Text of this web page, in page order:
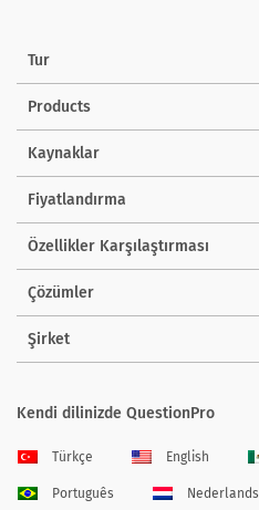
Tur
Products
Kaynaklar
Fiyatlandırma
Özellikler Karşılaştırması
Çözümler
Şirket
Kendi dilinizde QuestionPro
Türkçe English
Português Nederlands